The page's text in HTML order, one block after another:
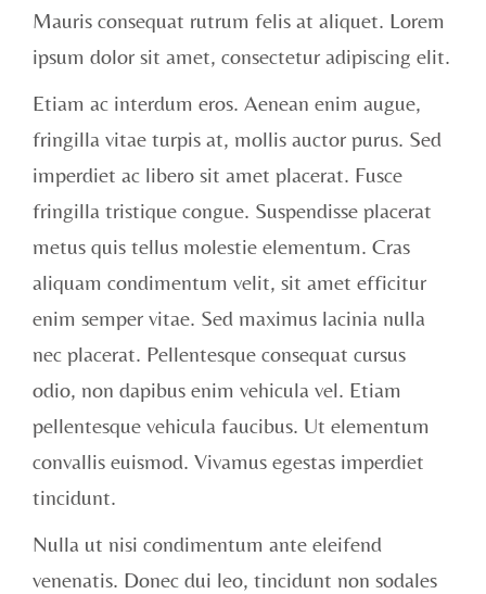
Mauris consequat rutrum felis at aliquet. Lorem
ipsum dolor sit amet, consectetur adipiscing elit.
Etiam ac interdum eros. Aenean enim augue,
fringilla vitae turpis at, mollis auctor purus. Sed
imperdiet ac libero sit amet placerat. Fusce
fringilla tristique congue. Suspendisse placerat
metus quis tellus molestie elementum. Cras
aliquam condimentum velit, sit amet efficitur
enim semper vitae. Sed maximus lacinia nulla
nec placerat. Pellentesque consequat cursus
odio, non dapibus enim vehicula vel. Etiam
pellentesque vehicula faucibus. Ut elementum
convallis euismod. Vivamus egestas imperdiet
tincidunt.
Nulla ut nisi condimentum ante eleifend
venenatis. Donec dui leo, tincidunt non sodales